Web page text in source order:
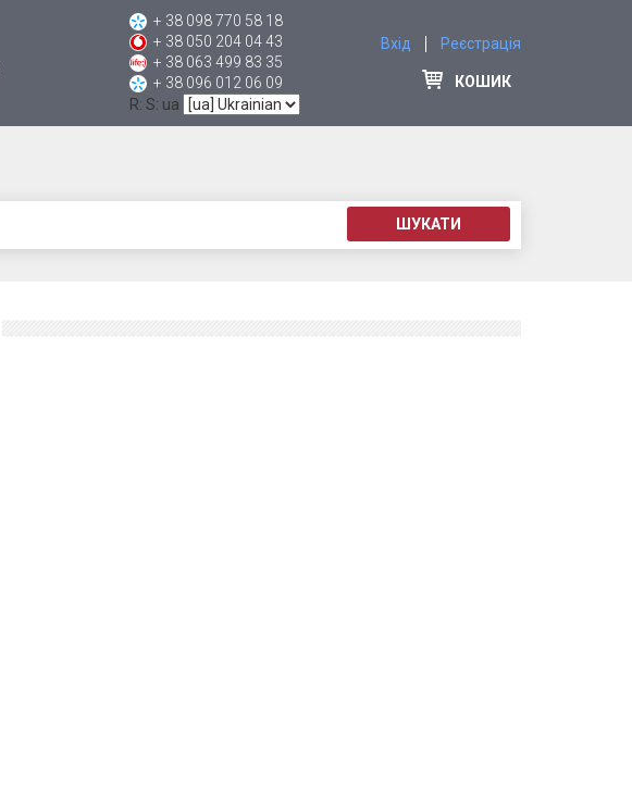
+ 38 098 770 58 18
+ 38 050 204 04 43
+ 38 063 499 83 35
+ 38 096 012 06 09
R: S: ua
Вхід Реєстрація
КОШИК
ШУКАТИ